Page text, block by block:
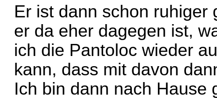
Er ist dann schon ruhiger
er da eher dagegen ist,
ich die Pantoloc wieder
kann, dass mit davon
Ich bin dann nach Hause